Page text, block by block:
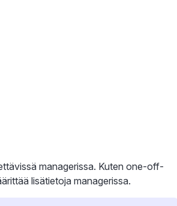
managerissa. Kuten one-off-
lisätietoja managerissa.